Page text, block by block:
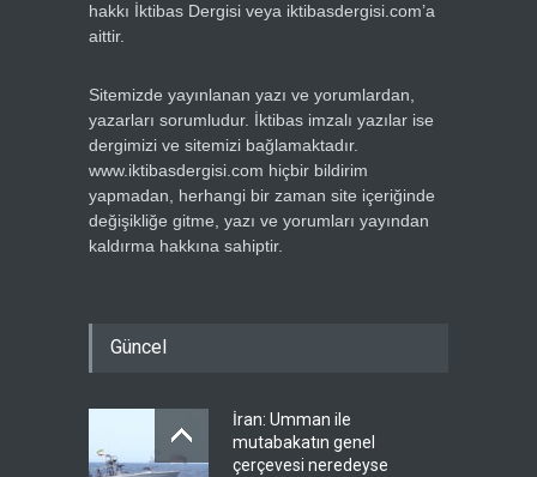
hakkı İktibas Dergisi veya iktibasdergisi.com’a
aittir.
Sitemizde yayınlanan yazı ve yorumlardan,
yazarları sorumludur. İktibas imzalı yazılar ise
dergimizi ve sitemizi bağlamaktadır.
www.iktibasdergisi.com hiçbir bildirim
yapmadan, herhangi bir zaman site içeriğinde
değişikliğe gitme, yazı ve yorumları yayından
kaldırma hakkına sahiptir.
Güncel
İran: Umman ile
mutabakatın genel
çerçevesi neredeyse